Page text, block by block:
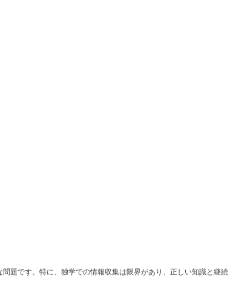
題です。特に、独学での情報収集は限界があり、正しい知識と継続